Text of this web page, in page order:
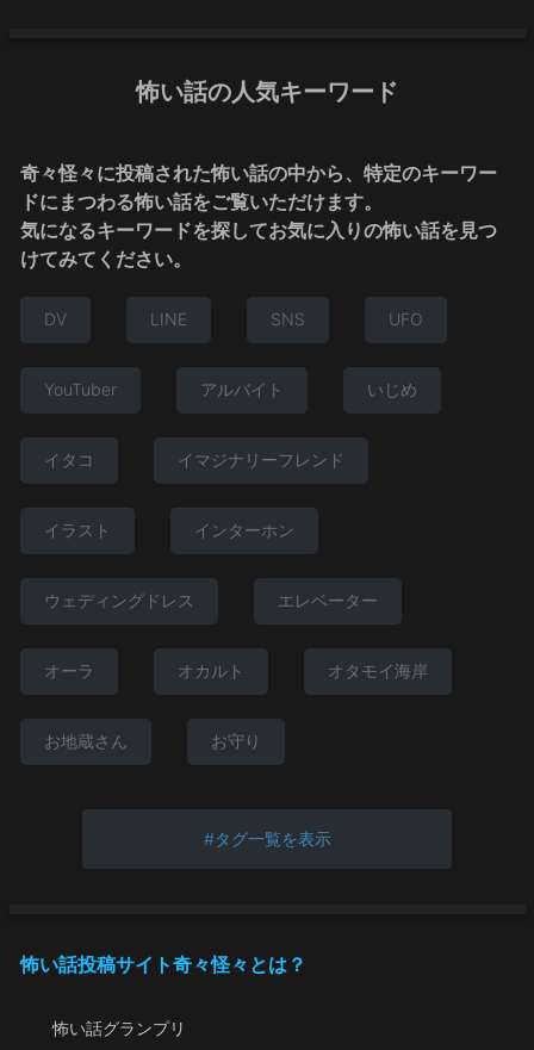
怖い話の人気キーワード
奇々怪々に投稿された怖い話の中から、特定のキーワー
ドにまつわる怖い話をご覧いただけます。
気になるキーワードを探してお気に入りの怖い話を見つ
けてみてください。
DV LINE SNS UFO
YouTuber アルバイト いじめ
イタコ イマジナリーフレンド
イラスト インターホン
ウェディングドレス エレベーター
オーラ オカルト オタモイ海岸
お地蔵さん お守り
タグ一覧を表示
怖い話投稿サイト奇々怪々とは？
怖い話グランプリ